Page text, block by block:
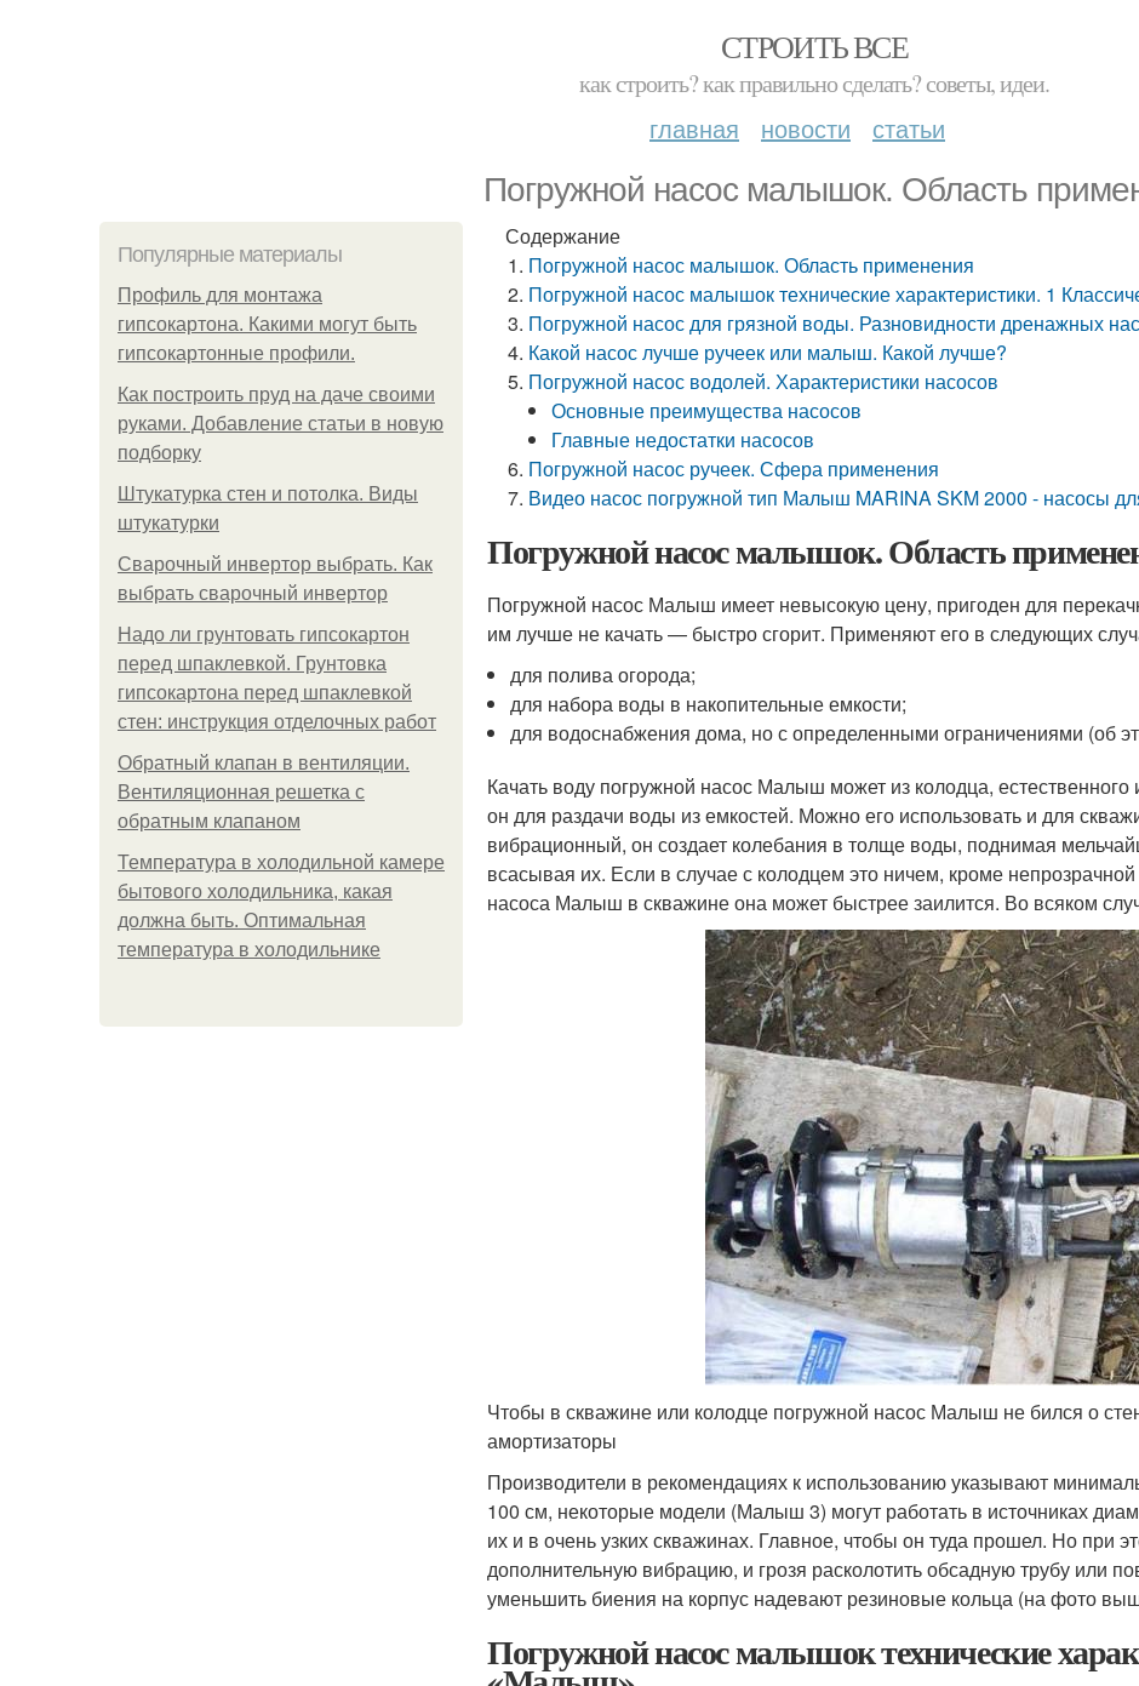
СТРОИТЬ ВСЕ
как строить? как правильно сделать? советы, идеи.
главная новости статьи
Погружной насос малышок. Область
Популярные материалы
Профиль для монтажа
гипсокартона. Какими могут быть
гипсокартонные профили.
Как построить пруд на даче своими
руками. Добавление статьи в новую
подборку
Штукатурка стен и потолка. Виды
штукатурки
Сварочный инвертор выбрать. Как
выбрать сварочный инвертор
Надо ли грунтовать гипсокартон
перед шпаклевкой. Грунтовка
гипсокартона перед шпаклевкой
стен: инструкция отделочных работ
Обратный клапан в вентиляции.
Вентиляционная решетка с
обратным клапаном
Температура в холодильной камере
бытового холодильника, какая
должна быть. Оптимальная
температура в холодильнике
Содержание
Погружной насос малышок. Область применения
Погружной насос малышок технические характеристики. 1
Погружной насос для грязной воды. Разновидности дренажных
Какой насос лучше ручеек или малыш. Какой лучше?
Погружной насос водолей. Характеристики насосов
Основные преимущества насосов
Главные недостатки насосов
Погружной насос ручеек. Сфера применения
Видео насос погружной тип Малыш MARINA SKM 2000 - насосы
Погружной насос малышок. Область
Погружной насос Малыш имеет невысокую цену, пригоден для
им лучше не качать — быстро сгорит. Применяют его в следующих
для полива огорода;
для набора воды в накопительные емкости;
для водоснабжения дома, но с определенными ограничениями (об
Качать воду погружной насос Малыш может из колодца,
он для раздачи воды из емкостей. Можно его использовать и для
вибрационный, он создает колебания в толще воды, поднимая
всасывая их. Если в случае с колодцем это ничем, кроме
насоса Малыш в скважине она может быстрее заилится. Во всяком
Чтобы в скважине или колодце погружной насос Малыш не бился о
амортизаторы
Производители в рекомендациях к использованию указывают
100 см, некоторые модели (Малыш 3) могут работать в источниках
их и в очень узких скважинах. Главное, чтобы он туда прошел. Но при
дополнительную вибрацию, и грозя расколотить обсадную трубу или
уменьшить биения на корпус надевают резиновые кольца (на фото
Погружной насос малышок технические